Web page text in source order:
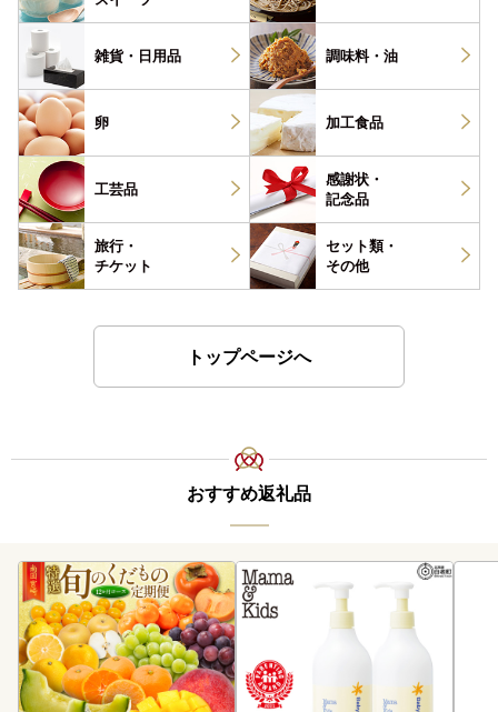
雑貨・ 日用品 調味料・ 油
卵 加工食品
工芸品
感謝状・
記念品
旅行・
チケット
セット類・
その他
トップページへ
おすすめ返礼品